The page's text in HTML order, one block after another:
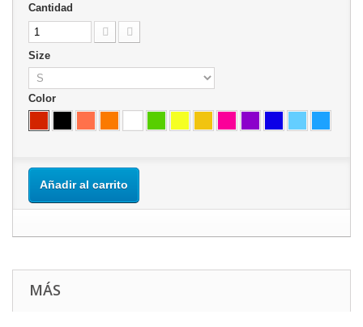
Cantidad
Size
Color
Añadir al carrito
MÁS